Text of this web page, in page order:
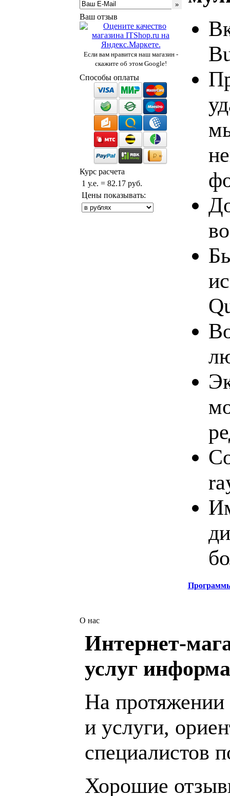
Ваш отзыв
Если вам нравится наш магазин -
скажите об этом Google!
Способы оплаты
Курс расчета
1 у.е. = 82.17 руб.
Цены показывать:
О нас
Интернет-
услуг
На протяжении
и услуги,
специалистов
Хорошие